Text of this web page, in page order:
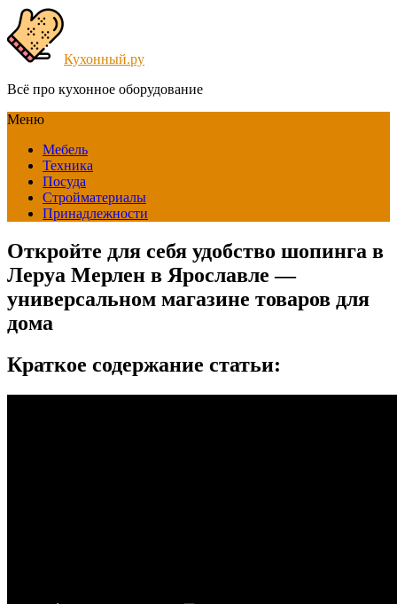
Кухонный.ру
Всё про кухонное оборудование
Меню
Мебель
Техника
Посуда
Стройматериалы
Принадлежности
Откройте для себя удобство шопинга в
Леруа Мерлен в Ярославле —
универсальном магазине товаров для
дома
Краткое содержание статьи: